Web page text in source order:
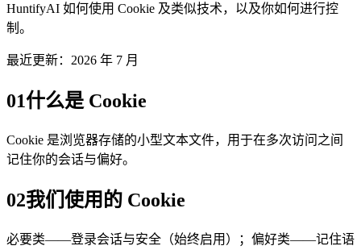
HuntifyAI 如何使用 Cookie 及类似技术，以及你如何进行控
制。
最近更新：2026 年 7 月
01什么是 Cookie
Cookie 是浏览器存储的小型文本文件，用于在多次访问之间
记住你的会话与偏好。
02我们使用的 Cookie
必要类——登录会话与安全（始终启用）；偏好类——记住语